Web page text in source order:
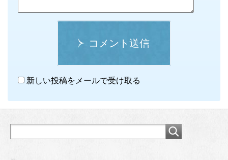
コメント送信
新しい投稿をメールで受け取る